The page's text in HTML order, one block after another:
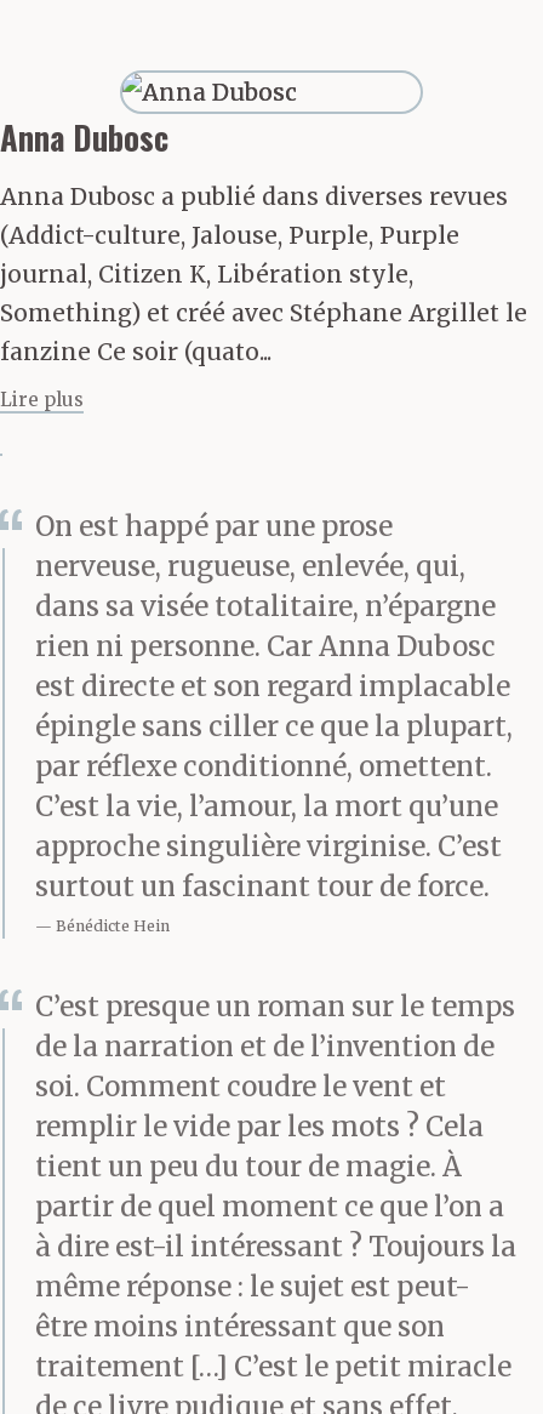
fond, mais l’odeur des
quatre chiens de
Marie- José reste
incrustée dans les
banquettes, deux
Labradors incontinents,
un Bull Terrier et un
homologue, noyé sous
la bâche d’une
piscine dans l’Estérel,
l’été dernier. D’après
Ronald, les
quatre toutous seraient
l’équivalent canin de sa
fratrie. Une de
ses vieilles marottes,
avec les ravages de
l’alcool et la
pollution des rivières
par la pilule
contraceptive. Je n’ai
jamais réussi à lui faire
parler d’autre chose,
comme si ces trois
fixettes recelaient tous
Anna Dubosc
Anna Dubosc a publié dans diverses revues
(Addict-culture, Jalouse, Purple, Purple
journal, Citizen K, Libération style,
Something) et créé avec Stéphane Argillet le
fanzine Ce soir (quato...
Lire plus
On est happé par une prose
nerveuse, rugueuse, enlevée, qui,
dans sa visée totalitaire, n’épargne
rien ni personne. Car Anna Dubosc
est directe et son regard implacable
épingle sans ciller ce que la plupart,
par réflexe conditionné, omettent.
C’est la vie, l’amour, la mort qu’une
approche singulière virginise. C’est
surtout un fascinant tour de force.
Bénédicte Hein
C’est presque un roman sur le temps
de la narration et de l’invention de
soi. Comment coudre le vent et
remplir le vide par les mots ? Cela
tient un peu du tour de magie. À
partir de quel moment ce que l’on a
à dire est-il intéressant ? Toujours la
même réponse : le sujet est peut-
être moins intéressant que son
traitement […] C’est le petit miracle
de ce livre pudique et sans effet,